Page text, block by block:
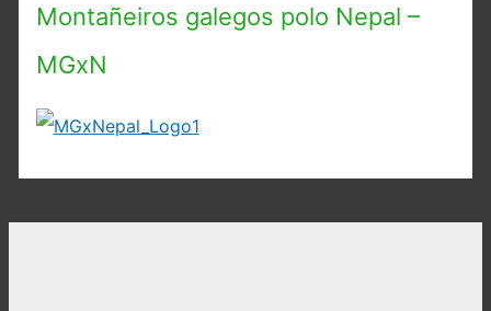
Montañeiros galegos polo Nepal –
MGxN